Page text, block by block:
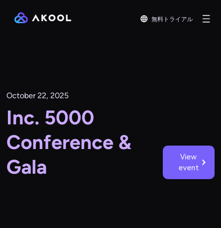
無料トライアル
October 22, 2025
Inc. 5000
Conference &
Gala
View
event